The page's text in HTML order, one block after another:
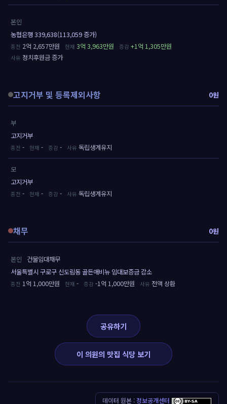
본인
농협은행 339,638(113,059 증가)
2억 2,657만원
3억 3,963만원
+1억 1,305만원
정치후원금 증가
고지거부 및 등록제외사항 0원
부
고지거부
-
- - 독립생계유지
모
고지거부
-
- - 독립생계유지
채무 0원
본인
건물임대채무
서울특별시 구로구 신도림동 골든애비뉴 임대보증금 감소
1억 1,000만원
- -1억 1,000만원 전액 상환
공유하기
이 의원의 맛집 식당 보기
데이터 원본 : 정보공개센터